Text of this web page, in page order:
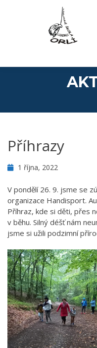
Příhrazy
1 října, 2022
V pondělí 26. 9. jsme se
organizace Handisport.
Příhraz, kde si děti, přes
v běhu. Silný déšť nám
jsme si užili podzimní